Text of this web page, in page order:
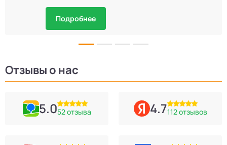
Подробнее
Отзывы о нас
5.052 отзыва 4.7112 отзывов